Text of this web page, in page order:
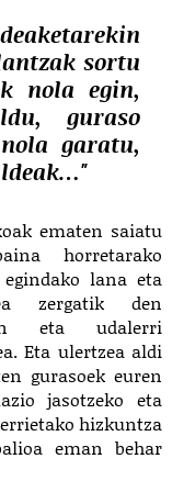
sortu
nola egin,
guraso
garatu,
ematen saiatu
horretarako
lana eta
zergatik den
eta udalerri
Eta ulertzea aldi
gurasoek euren
jasotzeko eta
hizkuntza
eman behar